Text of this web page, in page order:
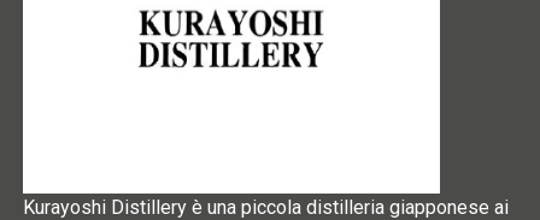
Kurayoshi Distillery è una piccola distilleria giapponese ai